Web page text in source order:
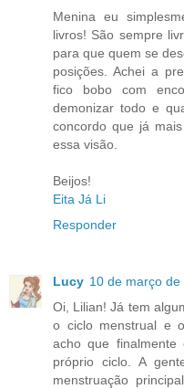
Menina eu
livros! São sempre
para que quem se
posições. Achei a
fico bobo com
demonizar todo e
concordo que já
essa visão.
Beijos!
Eita Já Li
Responder
Lucy 10 de março
Oi, Lilian! Já tem
o ciclo menstrual e
acho que finalmente
próprio ciclo. A
menstruação